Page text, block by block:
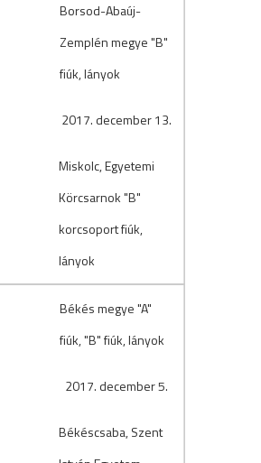
Borsod-Abaúj-
Zemplén megye "B"
fiúk, lányok
2017. december 13.
Miskolc, Egyetemi
Körcsarnok "B"
korcsoport fiúk,
lányok
Békés megye "A"
fiúk, "B" fiúk, lányok
2017. december 5.
Békéscsaba, Szent